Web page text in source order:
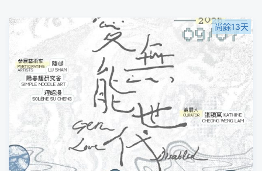
尚餘13天